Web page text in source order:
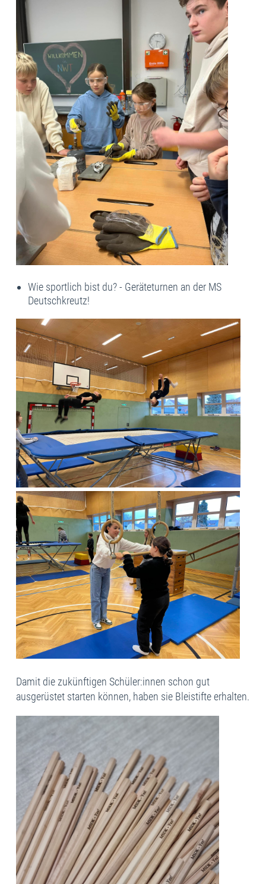
Wie sportlich bist du? - Geräteturnen an der MS
Deutschkreutz!
Damit die zukünftigen Schüler:innen schon gut
ausgerüstet starten können, haben sie Bleistifte erhalten.